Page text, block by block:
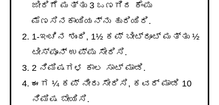
ಜೀರಿಗೆ ಮತ್ತು 3 ಒಣಗಿದ ಕೆಂಪು
ಮೆಣಸಿನಕಾಯಿಯನ್ನು ಹುರಿಯಿರಿ.
1-ಇಂಚಿನ ಶುಂಠಿ, 1½ ಕಪ್ ಬೀಟ್ರೂಟ್ ಮತ್ತು ½
ಟೀಸ್ಪೂನ್ ಉಪ್ಪು ಸೇರಿಸಿ.
2 ನಿಮಿಷಗಳ ಕಾಲ ಸಾಟ್ ಮಾಡಿ.
ಈಗ ¼ ಕಪ್ ನೀರು ಸೇರಿಸಿ, ಕವರ್ ಮಾಡಿ 10
ನಿಮಿಷ ಬೇಯಿಸಿ.